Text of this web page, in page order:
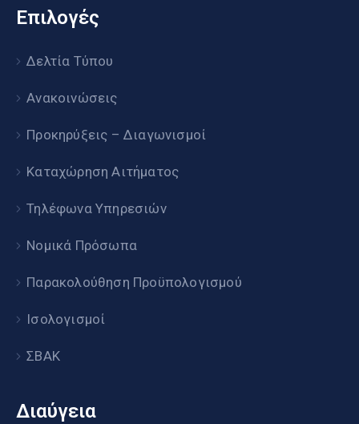
Επιλογές
Δελτία Τύπου
Ανακοινώσεις
Προκηρύξεις – Διαγωνισμοί
Καταχώρηση Αιτήματος
Τηλέφωνα Υπηρεσιών
Νομικά Πρόσωπα
Παρακολούθηση Προϋπολογισμού
Ισολογισμοί
ΣΒΑΚ
Διαύγεια